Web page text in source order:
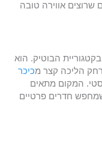
שרוצים אווירה טובה
הבוטיק. הוא
הליכה קצר מכיכר
המקום מתאים
שמחפש חדרים פרטיים